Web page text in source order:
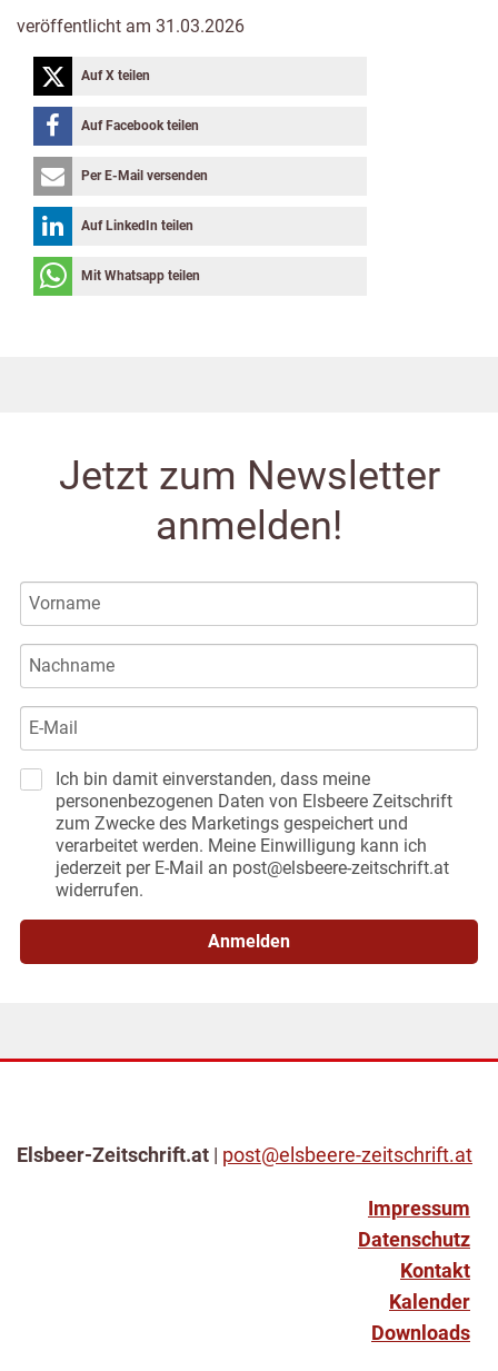
veröffentlicht am 31.03.2026
Auf X teilen
Auf Facebook teilen
Per E-Mail versenden
Auf LinkedIn teilen
Mit Whatsapp teilen
Jetzt zum Newsletter
anmelden!
Ich bin damit einverstanden, dass meine
personenbezogenen Daten von Elsbeere Zeitschrift
zum Zwecke des Marketings gespeichert und
verarbeitet werden. Meine Einwilligung kann ich
jederzeit per E-Mail an post@elsbeere-zeitschrift.at
widerrufen.
Anmelden
Elsbeer-Zeitschrift.at | post@elsbeere-zeitschrift.at
Impressum
Datenschutz
Kontakt
Kalender
Downloads